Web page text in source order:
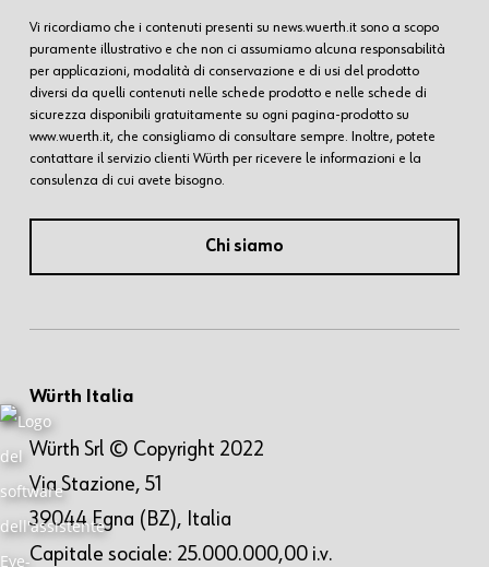
Vi ricordiamo che i contenuti presenti su news.wuerth.it sono a scopo
puramente illustrativo e che non ci assumiamo alcuna responsabilità
per applicazioni, modalità di conservazione e di usi del prodotto
diversi da quelli contenuti nelle schede prodotto e nelle schede di
sicurezza disponibili gratuitamente su ogni pagina-prodotto su
www.wuerth.it, che consigliamo di consultare sempre. Inoltre, potete
contattare il servizio clienti Würth per ricevere le informazioni e la
consulenza di cui avete bisogno.
Chi siamo
Würth Italia
Würth Srl © Copyright 2022
Via Stazione, 51
39044 Egna (BZ), Italia
Capitale sociale: 25.000.000,00 i.v.